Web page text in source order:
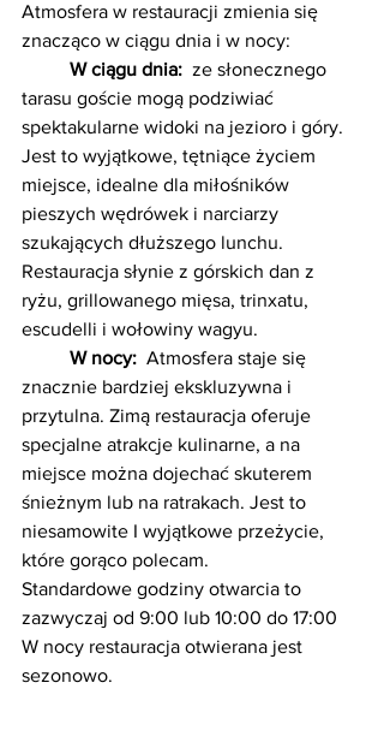
Atmosfera w restauracji zmienia się
znacząco w ciągu dnia i w nocy:
W ciągu dnia: ze słonecznego
tarasu goście mogą podziwiać
spektakularne widoki na jezioro i góry.
Jest to wyjątkowe, tętniące życiem
miejsce, idealne dla miłośników
pieszych wędrówek i narciarzy
szukających dłuższego lunchu.
Restauracja słynie z górskich dan z
ryżu, grillowanego mięsa, trinxatu,
escudelli i wołowiny wagyu.
W nocy: Atmosfera staje się
znacznie bardziej ekskluzywna i
przytulna. Zimą restauracja oferuje
specjalne atrakcje kulinarne, a na
miejsce można dojechać skuterem
śnieżnym lub na ratrakach. Jest to
niesamowite I wyjątkowe przeżycie,
które gorąco polecam.
Standardowe godziny otwarcia to
zazwyczaj od 9:00 lub 10:00 do 17:00
W nocy restauracja otwierana jest
sezonowo.